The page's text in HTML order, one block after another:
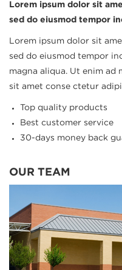
Lorem ipsum dolor sit
sed do eiusmod tempor
Lorem ipsum dolor sit
sed do eiusmod tempor
magna aliqua. Ut enim ad
sit amet conse ctetur
Top quality products
Best customer service
30-days money back
OUR TEAM